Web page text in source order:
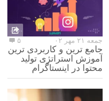
جمعه ۲۱ مهر ۰۲ ۵
جامع ترین و کاربردی ترین
آموزش استراتژی تولید
محتوا در اینستاگرام